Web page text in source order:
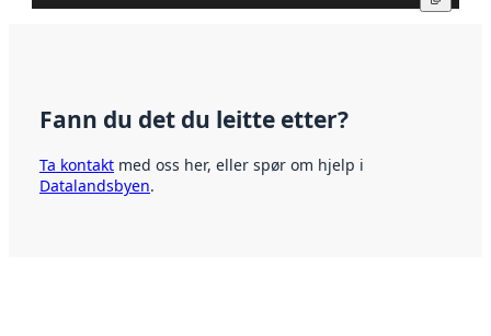
Fann du det du leitte etter?
Ta kontakt med oss her, eller spør om hjelp i
Datalandsbyen.